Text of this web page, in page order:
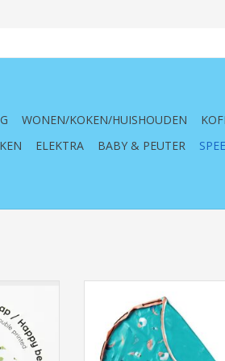
WONEN/KOKEN/HUISHOUDEN
ELEKTRA BABY & PEUTER
-
Outdoor - Beach Play
TOEVOEGEN AAN